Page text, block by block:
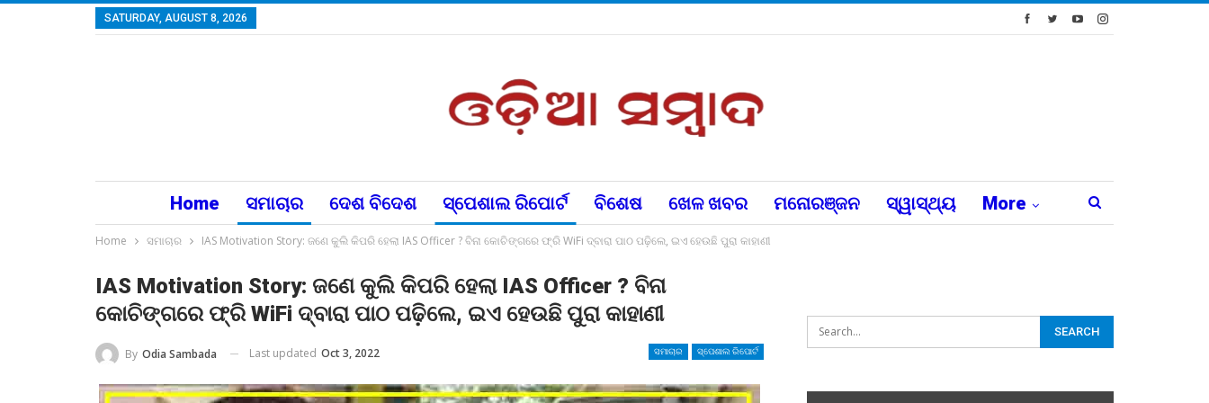
SATURDAY, AUGUST 8, 2026
Home ସମାଚାର ଦେଶ ବିଦେଶ ସ୍ପେଶାଲ ରିପୋର୍ଟ ବିଶେଷ ଖେଳ ଖବର ମନୋରଞ୍ଜନ ସ୍ୱାସ୍ଥ୍ୟ More
Home ସମାଚାର IAS Motivation Story: ଜଣେ କୁଲି କିପରି ହେଲା IAS Officer ? ବିନା କୋଚିଙ୍ଗରେ ଫ୍ରି WiFi ଦ୍ବାରା ପାଠ ପଢ଼ିଲେ, ଇଏ ହେଉଛି ପୁରା କାହାଣୀ
IAS Motivation Story: ଜଣେ କୁଲି କିପରି ହେଲା IAS Officer ? ବିନା
କୋଚିଙ୍ଗରେ ଫ୍ରି WiFi ଦ୍ବାରା ପାଠ ପଢ଼ିଲେ, ଇଏ ହେଉଛି ପୁରା କାହାଣୀ
ସମାଚାର ସ୍ପେଶାଲ ରିପୋର୍ଟ
By Odia Sambada Last updated Oct 3, 2022